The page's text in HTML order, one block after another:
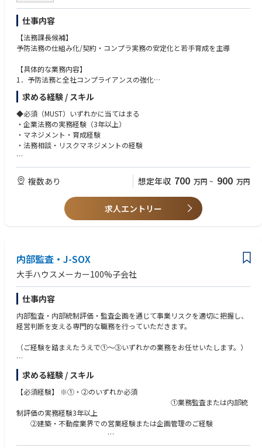
仕事内容
【法務課⻑候補】
予防法務の仕組み化/契約‧コンプラ実務の安定化と若⼿育成を主導
【具体的な業務内容】
1．予防法務と全社コンプライアンスの強化
・トラブル未然防止の仕組み設計・導⼊・運⽤（業務フロー、ルール、チ
ェックリストなど）。
・体系化した社内コンプライアンス研修の企画・実行。
・法改正や業界動向を機に先取りし、事業部⾨が安⼼して新たな取り組み
ができるよう能動的な提⾔。
2．⽇常法務対応の安定化と仕組み化
応を独⼒で対応できる体制の確⽴。
・組織的な法務体制の構築。（業務フローやルールの整備によって、知識
不⾜でもエラーを起こさない体制を構築）
・経営判断に必要な法務的な知⾒を社内に広めるため、社内メルマガや啓
発プレゼンなどを通じた情報発信活動。
い組織を育成し、後進を指導。
・課⻑としてメンバーマネジメント・教育
・将来的なIPOを⾒据え、内部統制やガバナンス体制の整備。
従来の「守りの法務」にとどまらず、能動的に事業を推進できる「攻めの
法務」を確⽴し会社全体の信頼性と成⻑⼒を⾼める中核リーダーです。
契約、相談対応の安定化と、全社的なコンプライアンス強化に向けた仕組
みづくりを主導していただきます。
求める経験 / スキル
◆必須（MUST）いずれかに当てはまる
・企業法務の実務経験（3年以上）
・マネジメント‧育成経験
・法務相談‧リスクマネジメントの経験
◆歓迎（WANT）
・不動産‧⾦融業界特有の知識（宅建業法など）を、⼊社後に主体的に学
び吸収できる学習意欲と柔軟性
・法務教育、研修企画や社内リテラシー向上の取り組みを企画‧実⾏した
・弁護⼠資格‧弁理⼠資格の保有者（尚可）
複数あり 想定年収 700 万円 ~ 900 万円
求人エントリー
内部監査・J-SOX
大手ハウスメーカー100%子会社
仕事内容
内部監査・内部統制評価・監査企画を通じて事業リスクを適切に把握し、
経営判断を支える専門的な職務を行っていただきます。
（ご経験を踏まえたうえで①～③いずれかの業務をお任せいたします。）
①内部監査担当
年度計画に基づいて内部監査を実施します。多様な事業領域（不動産賃
貸・商業施設運営・ホテル運営）の監査を実施してリスクの把握と改善の
支援、経営層への提言を行います。
※月１～２回程度のペースで出張がございます。１年に１回程度海外監査
があります（現状は台湾と韓国です）。
求める経験 / スキル
【必須経験】 ※①・②のいずれか必須
①業務監査または内部統
制評価の実務経験3年以上
②建築・不動産業界での営業経験または企画管理のご経験